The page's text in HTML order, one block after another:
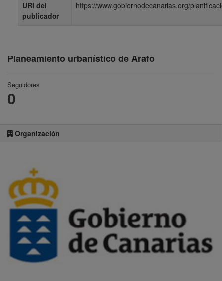
Planeamiento urbanístico de Arafo
Seguidores
0
Organización
URI del
publicador
https://www.gobiernodecanarias.org/